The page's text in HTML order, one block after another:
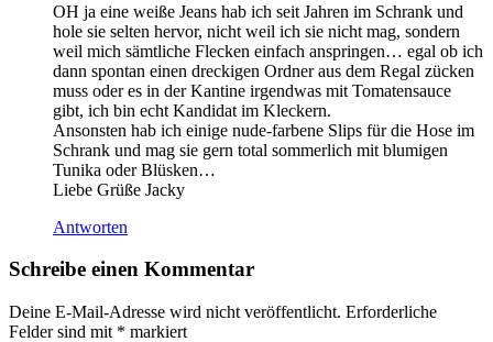
OH ja eine weiße Jeans hab ich seit Jahren im Schrank und
hole sie selten hervor, nicht weil ich sie nicht mag, sondern
weil mich sämtliche Flecken einfach anspringen… egal ob ich
dann spontan einen dreckigen Ordner aus dem Regal zücken
muss oder es in der Kantine irgendwas mit Tomatensauce
gibt, ich bin echt Kandidat im Kleckern.
Ansonsten hab ich einige nude-farbene Slips für die Hose im
Schrank und mag sie gern total sommerlich mit blumigen
Tunika oder Blüsken…
Liebe Grüße Jacky
Antworten
Schreibe einen Kommentar
Deine E-Mail-Adresse wird nicht veröffentlicht. Erforderliche
Felder sind mit * markiert